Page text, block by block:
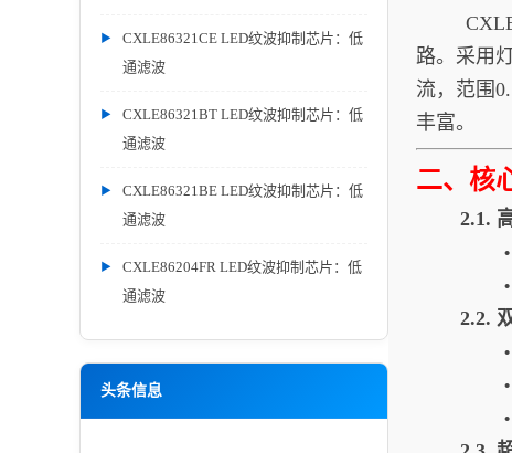
CXLE86321CE LED纹波抑制芯片：低
通滤波
CXLE86321BT LED纹波抑制芯片：低
通滤波
CXLE86321BE LED纹波抑制芯片：低
通滤波
CXLE86204FR LED纹波抑制芯片：低
通滤波
头条信息
路。采用
流，范围
丰富。
二、核
2.1.
2.2.